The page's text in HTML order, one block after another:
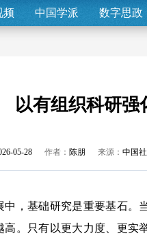
频 中国学派 数字思政
以有组织科研强
05-28 作者： 陈朋 来源： 中国
基础研究是重要基石。
高。只有以更大力度、更实